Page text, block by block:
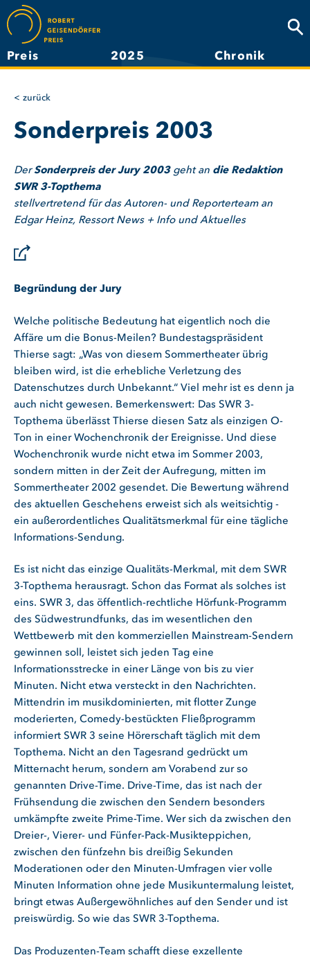
Direkt
zum
Inhalt
Preis 2025 Chronik
zurück
Sonderpreis 2003
DerSonderpreis der Jury 2003geht an die Redaktion
SWR 3-Topthema
stellvertretend für das Autoren- und Reporterteam an
Edgar Heinz, Ressort News + Info und Aktuelles
Begründung der Jury
Welche politische Bedeutung hat eigentlich noch die
Affäre um die Bonus-Meilen? Bundestagspräsident
Thierse sagt: „Was von diesem Sommertheater übrig
bleiben wird, ist die erhebliche Verletzung des
Datenschutzes durch Unbekannt.“ Viel mehr ist es denn ja
auch nicht gewesen. Bemerkenswert: Das SWR 3-
Topthema überlässt Thierse diesen Satz als einzigen O-
Ton in einer Wochenchronik der Ereignisse. Und diese
Wochenchronik wurde nicht etwa im Sommer 2003,
sondern mitten in der Zeit der Aufregung, mitten im
Sommertheater 2002 gesendet. Die Bewertung während
des aktuellen Geschehens erweist sich als weitsichtig -
ein außerordentliches Qualitätsmerkmal für eine tägliche
Informations-Sendung.
Es ist nicht das einzige Qualitäts-Merkmal, mit dem SWR
3-Topthema herausragt. Schon das Format als solches ist
eins. SWR 3, das öffentlich-rechtliche Hörfunk-Programm
des Südwestrundfunks, das im wesentlichen den
Wettbewerb mit den kommerziellen Mainstream-Sendern
gewinnen soll, leistet sich jeden Tag eine
Informationsstrecke in einer Länge von bis zu vier
Minuten. Nicht etwa versteckt in den Nachrichten.
Mittendrin im musikdominierten, mit flotter Zunge
moderierten, Comedy-bestückten Fließprogramm
informiert SWR 3 seine Hörerschaft täglich mit dem
Topthema. Nicht an den Tagesrand gedrückt um
Mitternacht herum, sondern am Vorabend zur so
genannten Drive-Time. Drive-Time, das ist nach der
Frühsendung die zwischen den Sendern besonders
umkämpfte zweite Prime-Time. Wer sich da zwischen den
Dreier-, Vierer- und Fünfer-Pack-Musikteppichen,
zwischen den fünfzehn bis dreißig Sekunden
Moderationen oder den Minuten-Umfragen vier volle
Minuten Information ohne jede Musikuntermalung leistet,
bringt etwas Außergewöhnliches auf den Sender und ist
preiswürdig. So wie das SWR 3-Topthema.
Das Produzenten-Team schafft diese exzellente